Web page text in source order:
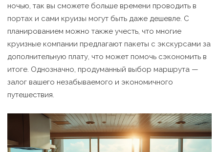
ночью, так вы сможете больше времени проводить в
портах и сами круизы могут быть даже дешевле. С
планированием можно также учесть, что многие
круизные компании предлагают пакеты с экскурсами за
дополнительную плату, что может помочь сэкономить в
итоге. Однозначно, продуманный выбор маршрута —
залог вашего незабываемого и экономичного
путешествия.